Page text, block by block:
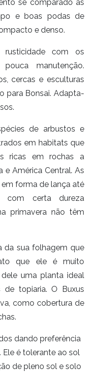
se comparado às
e boas podas de
e denso.
rusticidade com os
manutenção.
cercas e esculturas
para Bonsai. Adapta-
de arbustos e
em habitats que
ricas em rochas a
e América Central. As
forma de lança até
com certa dureza
primavera não têm
da sua folhagem que
que ele é muito
uma planta ideal
topiaria. O Buxus
como cobertura de
dando preferência
Ele é tolerante ao sol
de pleno sol e solo